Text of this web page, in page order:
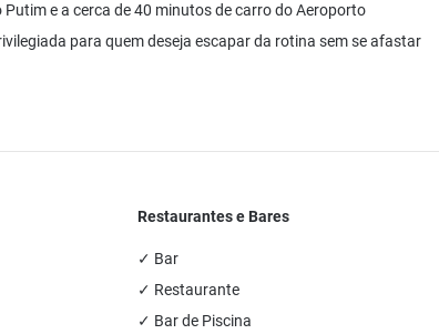
e a cerca de 40 minutos de carro do Aeroporto
para quem deseja escapar da rotina sem se afastar
Restaurantes e Bares
✓ Bar
✓ Restaurante
✓ Bar de Piscina